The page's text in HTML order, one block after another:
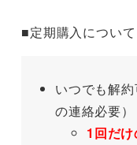
■定期購入について
いつでも解
の連絡必要）
1回だ